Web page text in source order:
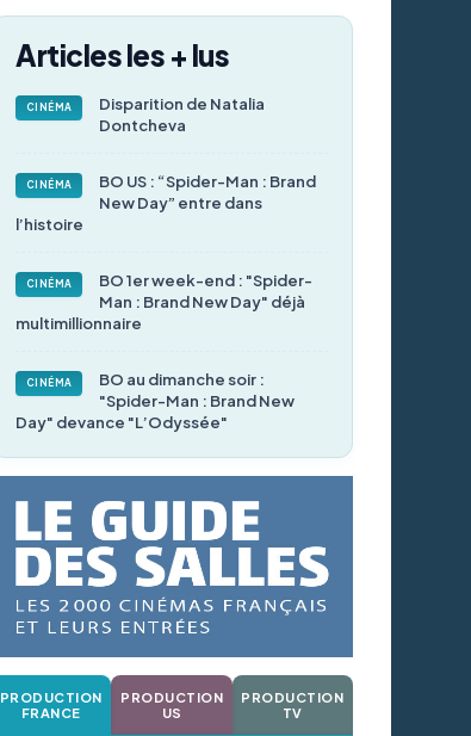
Articles les + lus
CINÉMA
Disparition de Natalia
Dontcheva
CINÉMA
BO US : “Spider-Man : Brand
New Day” entre dans
l’histoire
CINÉMA
BO 1er week-end : "Spider-
Man : Brand New Day" déjà
multimillionnaire
CINÉMA
BO au dimanche soir :
"Spider-Man : Brand New
Day" devance "L’Odyssée"
PRODUCTION
FRANCE
PRODUCTION
US
PRODUCTION
TV